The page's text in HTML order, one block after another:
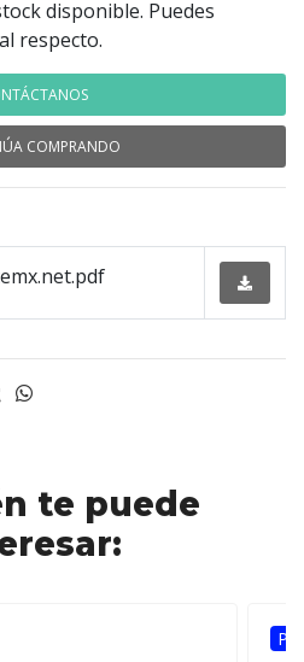
disponible. Puedes
respecto.
COMPRANDO
te puede